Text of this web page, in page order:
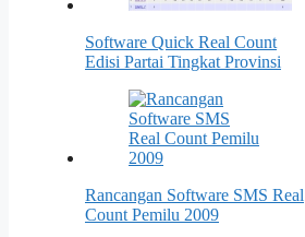
Software Quick Real Count
Edisi Partai Tingkat Provinsi
Rancangan Software SMS Real
Count Pemilu 2009